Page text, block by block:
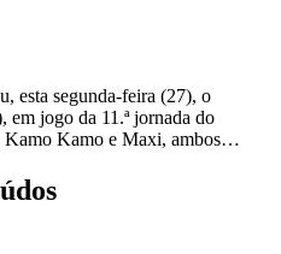
esta segunda-feira (27), o
jogo da 11.ª jornada do
Kamo Kamo e Maxi, ambos…